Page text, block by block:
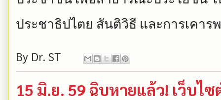
ประชาธิปไตย สันติวิธี และการเคา
By Dr. ST
15 มิ.ย. 59 ฉิบหายแล้ว! เว็บไ